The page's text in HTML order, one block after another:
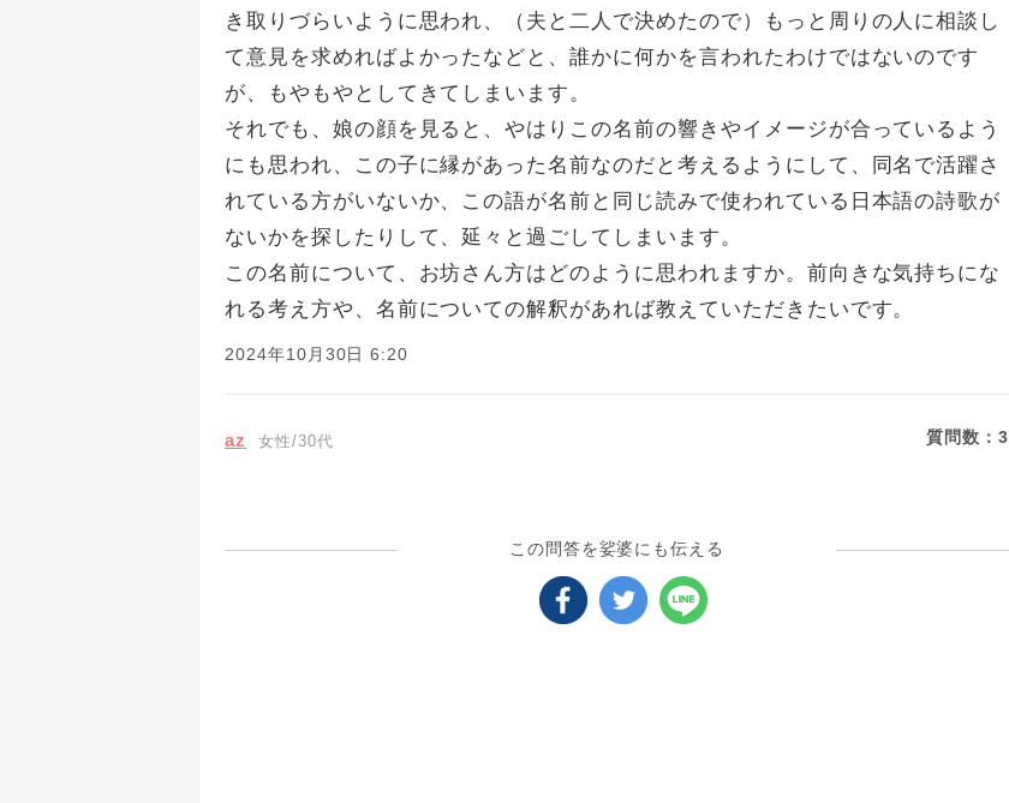
き取りづらいように思われ、（夫と二人で決めたので）もっと周りの人に相談し
て意見を求めればよかったなどと、誰かに何かを言われたわけではないのです
が、もやもやとしてきてしまいます。
それでも、娘の顔を見ると、やはりこの名前の響きやイメージが合っているよう
にも思われ、この子に縁があった名前なのだと考えるようにして、同名で活躍さ
れている方がいないか、この語が名前と同じ読みで使われている日本語の詩歌が
ないかを探したりして、延々と過ごしてしまいます。
この名前について、お坊さん方はどのように思われますか。前向きな気持ちにな
れる考え方や、名前についての解釈があれば教えていただきたいです。
2024年10月30日 6:20
az 女性/30代 質問数：3
この問答を娑婆にも伝える